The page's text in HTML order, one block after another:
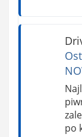
po